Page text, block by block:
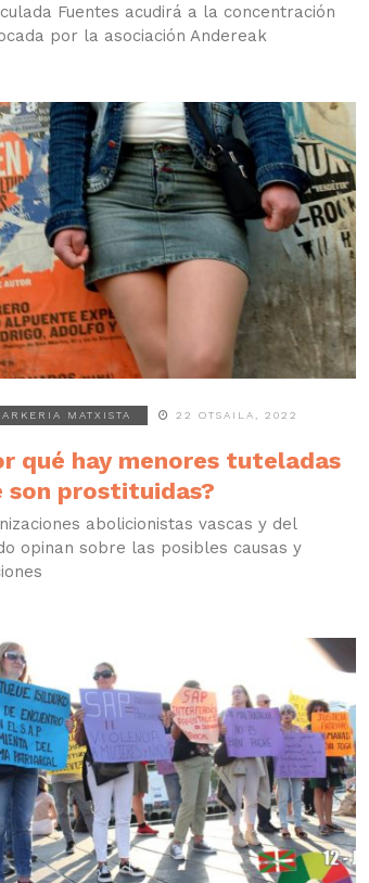
Fuentes acudirá a la concentración
por la asociación Andereak
MATXISTA 22 OTSAILA, 2022
qué hay menores tuteladas
son prostituidas?
abolicionistas vascas y del
opinan sobre las posibles causas y